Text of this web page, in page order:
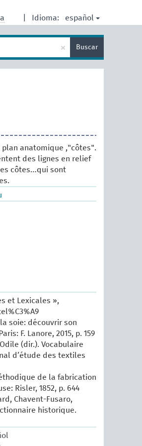
Idioma: español
× Buscar
plan anatomique ,"côtes".
des lignes en relief
côtes…qui sont
et Lexicales »,
soie: découvrir son
F. Lanore, 2015, p. 159
(dir.). Vocabulaire
d’étude des textiles
de la fabrication
Risler, 1852, p. 644
Chavent-Fusaro,
historique.